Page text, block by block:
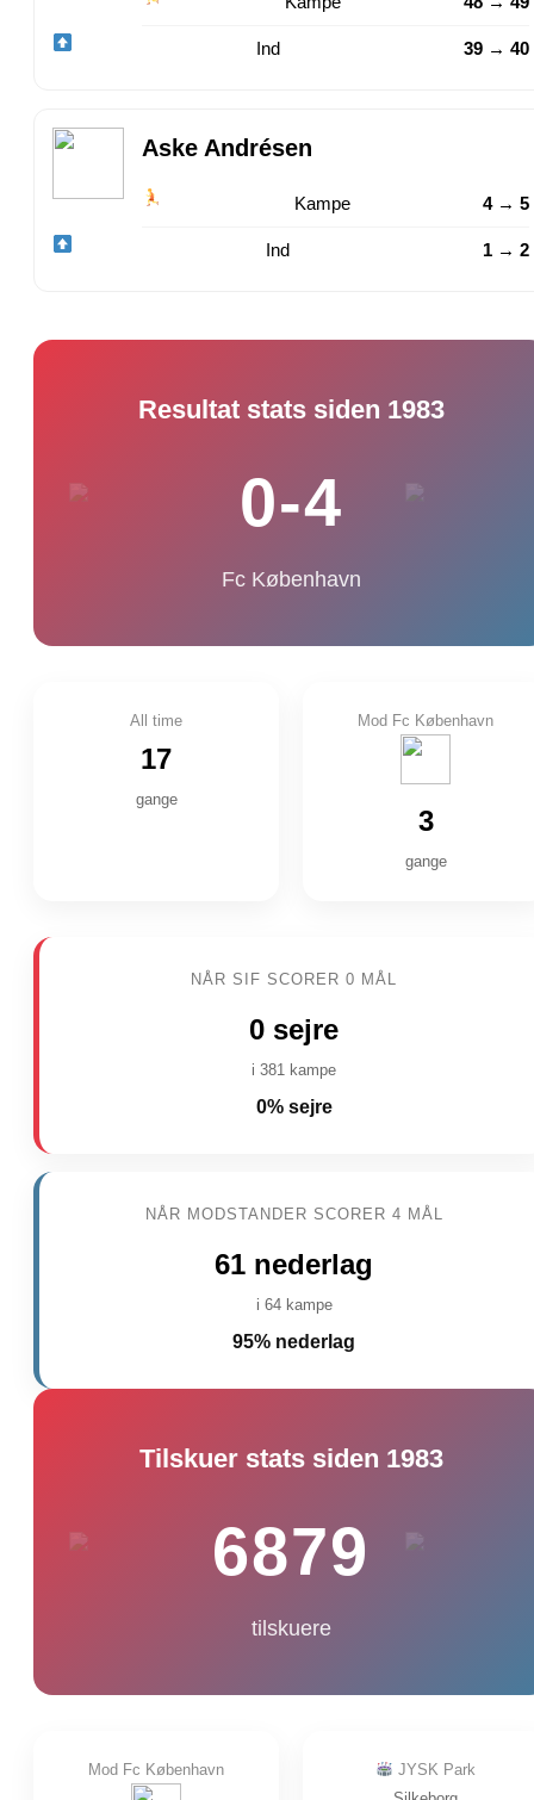
Ind 39 → 40
Aske Andrésen
Kampe 4 → 5
Ind 1 → 2
Resultat stats siden 1983
0-4
Fc København
All time
17
gange
Mod Fc København
3
gange
NÅR SIF SCORER 0 MÅL
0 sejre
i 381 kampe
0% sejre
NÅR MODSTANDER SCORER 4 MÅL
61 nederlag
i 64 kampe
95% nederlag
Tilskuer stats siden 1983
6879
tilskuere
Mod Fc København
JYSK Park